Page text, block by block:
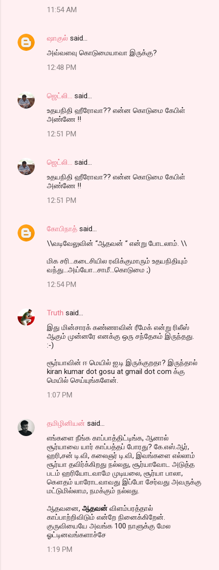
11:54 AM
ஷாகுல் said…
அவ்வளவு கொடுமையாவா இருக்கு?
12:48 PM
ஜெட்லி... said…
உதயநிதி ஹீரோவா?? என்ன கொடுமை கேபிள்
அண்ணே !!
12:51 PM
ஜெட்லி... said…
உதயநிதி ஹீரோவா?? என்ன கொடுமை கேபிள்
அண்ணே !!
12:51 PM
கோபிநாத் said…
\\வடிவேலுவின் “ஆதவன் “ என்று போடலாம். \\
மிக சரி...கடைசியில ரவிக்குமாரும் உதயநிதியும்
வந்து...அய்யோ...சாமீ...கொடுமை ;)
12:54 PM
Truth said…
இது மின்சாரக் கண்ணாவின் ரீமேக் என்று ரிலீஸ்
ஆகும் முன்னரே எனக்கு ஒரு சந்தேகம் இருந்தது.
:-)
சூர்யாவின் ஈ மெயில் ஐ.டி இருக்குறதா? இருந்தால்
kiran kumar dot gosu at gmail dot com க்கு
மெயில் செய்யுங்களேன்.
1:07 PM
தமிழினியன் said…
எங்களை நீங்க காப்பாத்திட்டிங்க, ஆனால்
சூர்யாவை யார் காப்பத்தப் போரது? கே.எஸ்.ஆர்,
ஹரி,சன் டி.வி, கலைஞர் டி.வி, இவங்களை எல்லாம்
சூர்யா தவிர்க்கிறது நல்லது, சூர்யாவோட அடுத்த
படம் ஹரியோடவாமே முடியலை, சூர்யா பாலா,
கௌதம் யாரோடவாவது இப்போ சேர்வது அவருக்கு
மட்டுமில்லாம, நமக்கும் நல்லது.
ஆதவனை, ஆதவன் விளம்பரத்தால்
காப்பாற்றிவிடும் என்றே நினைக்கிறேன்.
குருவியையே அவங்க 100 நாளுக்கு மேல
ஓட்டினவங்களாச்சே
1:19 PM